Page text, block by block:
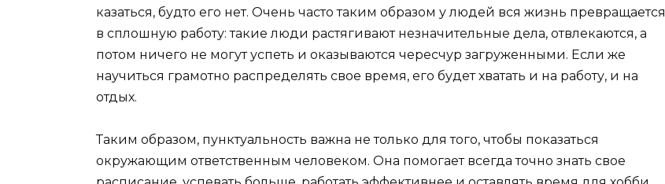
казаться, будто его нет. Очень часто таким образом у людей вся жизнь превращается
в сплошную работу: такие люди растягивают незначительные дела, отвлекаются, а
потом ничего не могут успеть и оказываются чересчур загруженными. Если же
научиться грамотно распределять свое время, его будет хватать и на работу, и на
отдых.
Таким образом, пунктуальность важна не только для того, чтобы показаться
окружающим ответственным человеком. Она помогает всегда точно знать свое